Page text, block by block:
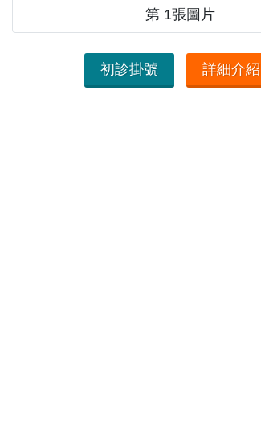
初診掛號 詳細介紹